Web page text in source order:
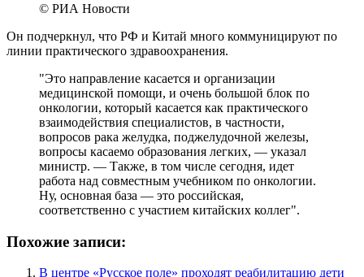
© РИА Новости
Он подчеркнул, что РФ и Китай много коммуницируют по
линии практического здравоохранения.
"Это направление касается и организации
медицинской помощи, и очень большой блок по
онкологии, который касается как практического
взаимодействия специалистов, в частности,
вопросов рака желудка, поджелудочной железы,
вопросы касаемо образования легких, — указал
министр. — Также, в том числе сегодня, идет
работа над совместным учебником по онкологии.
Ну, основная база — это российская,
соответственно с участием китайских коллег".
Похожие записи:
В центре «Русское поле» проходят реабилитацию дети